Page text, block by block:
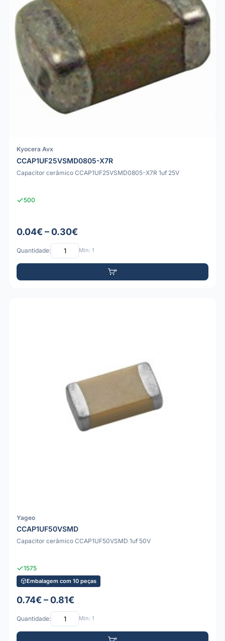
Kyocera Avx
CCAP1UF25VSMD0805-X7R
Capacitor cerâmico CCAP1UF25VSMD0805-X7R 1uf 25V
500
0.04€ – 0.30€
Quantidade: Mín: 1
Yageo
CCAP1UF50VSMD
Capacitor cerâmico CCAP1UF50VSMD 1uf 50V
1575
Embalagem com 10 peças
0.74€ – 0.81€
Quantidade: Mín: 1